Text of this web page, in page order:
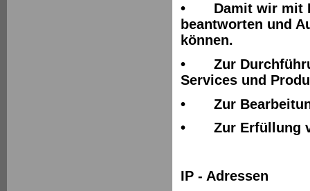
•
Damit wir mit
beantworten und
können.
•
Zur
Services und
•
Zur
•
Zur Erfüllung
IP - Adressen